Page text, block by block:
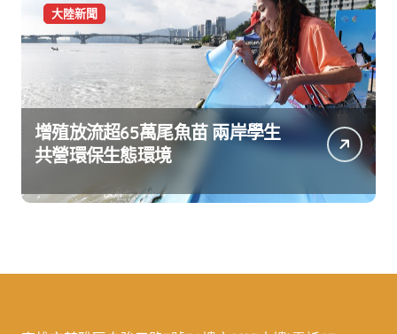
大陸新聞
增殖放流超65萬尾魚苗 兩岸學生
共營環保生態環境